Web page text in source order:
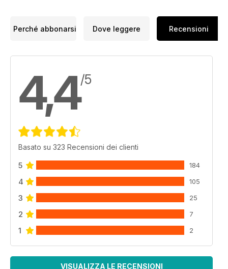
Perché abbonarsi Dove leggere Recensioni
4,4/5
Basato su 323 Recensioni dei clienti
5 184
4 105
3 25
2 7
1 2
VISUALIZZA LE RECENSIONI